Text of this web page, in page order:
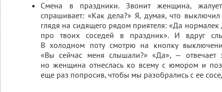
Смена в праздники. Звонит женщина,
спрашивает: «Как дела?» Я, думая, что
глядя на сидящего рядом приятеля: «Да
про твоих соседей в праздник». И вдруг
В холодном поту смотрю на кнопку
«Вы сейчас меня слышали?» «Да», — отвечает
но женщина отнеслась ко всему с юмором и
еще раз попросив, чтобы мы разобрались с ее